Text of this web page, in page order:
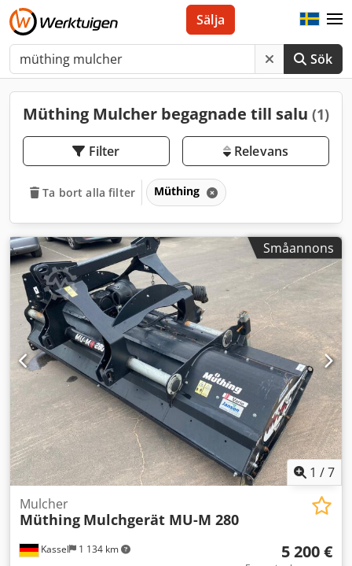
Sök
Sälja
Müthing Mulcher begagnade till salu (1)
Filter Relevans
Ta bort alla filter Müthing
Småannons
1 /7
Kassel 1 134 km
Mulcher
Müthing Mulchgerät MU-M 280
5 200 €